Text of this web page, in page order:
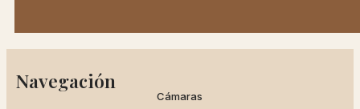
Navegación
Cámaras